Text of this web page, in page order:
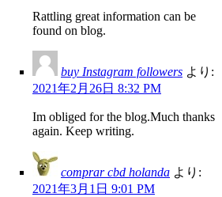
Rattling great information can be
found on blog.
buy Instagram followers より:
2021年2月26日 8:32 PM
Im obliged for the blog.Much thanks
again. Keep writing.
comprar cbd holanda より:
2021年3月1日 9:01 PM